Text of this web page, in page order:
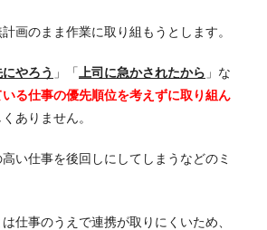
画のまま作業に取り組もうとします。
やろう 」「 上司に急かされたから 」な
る仕事の優先順位を考えずに取り組ん
ありません。
い仕事を後回しにしてしまうなどのミ
仕事のうえで連携が取りにくいため、